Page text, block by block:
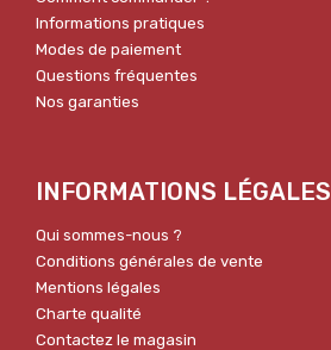
Informations pratiques
Modes de paiement
Questions fréquentes
Nos garanties
INFORMATIONS LÉGALES
Qui sommes-nous ?
Conditions générales de vente
Mentions légales
Charte qualité
Contactez le magasin